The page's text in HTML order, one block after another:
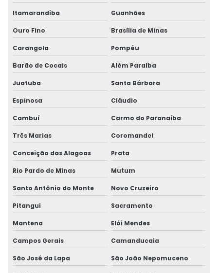
Itamarandiba Guanhães
Ouro Fino Brasília de Minas
Carangola Pompéu
Barão de Cocais Além Paraíba
Juatuba Santa Bárbara
Espinosa Cláudio
Cambuí Carmo do Paranaíba
Três Marias Coromandel
Conceição das Alagoas Prata
Rio Pardo de Minas Mutum
Santo Antônio do Monte Novo Cruzeiro
Pitangui Sacramento
Mantena Elói Mendes
Campos Gerais Camanducaia
São José da Lapa São João Nepomuceno